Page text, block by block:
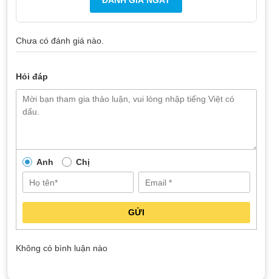
Chưa có đánh giá nào.
Hỏi đáp
Anh Chị
GỬI
Không có bình luận nào